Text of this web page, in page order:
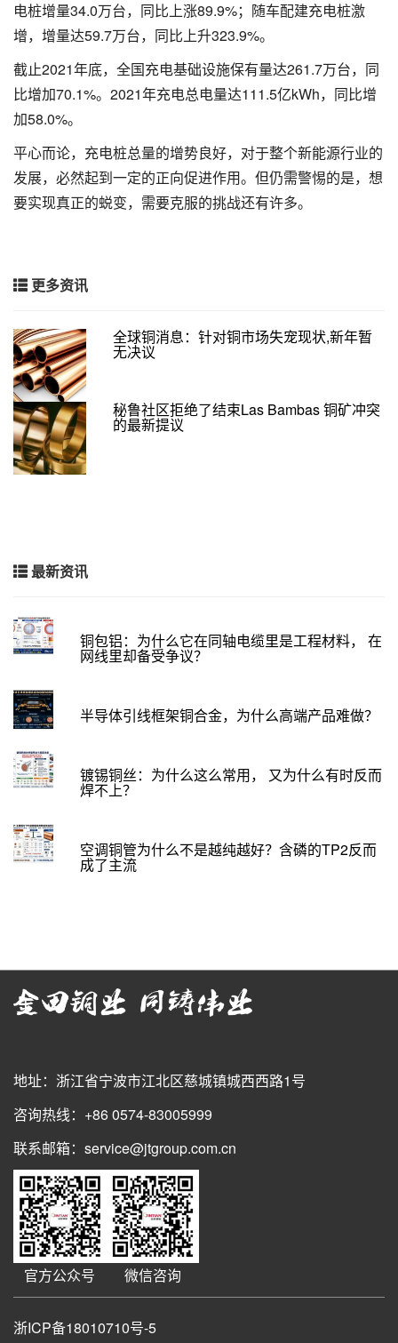
电桩增量34.0万台，同比上涨89.9%；随车配建充电桩激
增，增量达59.7万台，同比上升323.9%。
截止2021年底，全国充电基础设施保有量达261.7万台，同
比增加70.1%。2021年充电总电量达111.5亿kWh，同比增
加58.0%。
平心而论，充电桩总量的增势良好，对于整个新能源行业的
发展，必然起到一定的正向促进作用。但仍需警惕的是，想
要实现真正的蜕变，需要克服的挑战还有许多。
更多资讯
全球铜消息：针对铜市场失宠现状,新年暂
无决议
秘鲁社区拒绝了结束Las Bambas 铜矿冲突
的最新提议
最新资讯
铜包铝：为什么它在同轴电缆里是工程材料， 在
网线里却备受争议？
半导体引线框架铜合金，为什么高端产品难做？
镀锡铜丝：为什么这么常用， 又为什么有时反而
焊不上？
空调铜管为什么不是越纯越好？含磷的TP2反而
成了主流
地址：浙江省宁波市江北区慈城镇城西西路1号
咨询热线：+86 0574-83005999
联系邮箱：service@jtgroup.com.cn
官方公众号 微信咨询
浙ICP备18010710号-5